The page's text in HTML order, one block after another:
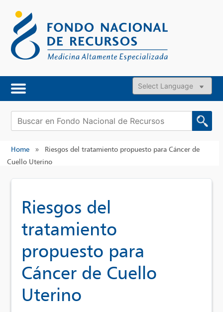
content
Powered by
Buscar:
Home »
Riesgos del tratamiento propuesto para Cáncer de
Cuello Uterino
Riesgos del
tratamiento
propuesto para
Cáncer de Cuello
Uterino